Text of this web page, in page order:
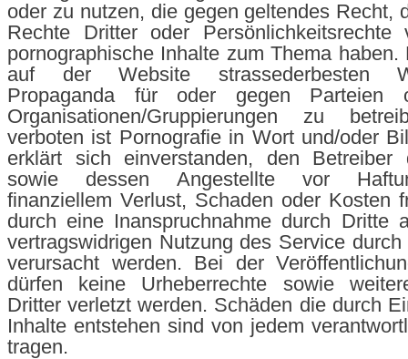
oder zu nutzen, die gegen geltendes Recht,
Rechte Dritter oder Persönlichkeitsrechte
pornographische Inhalte zum Thema
auf der Website strassederbesten
Propaganda für oder gegen Parteien
Organisationen/Gruppierungen zu
verboten ist Pornografie in Wort und/oder
erklärt sich einverstanden, den Betreiber
sowie dessen Angestellte vor
finanziellem Verlust, Schaden oder Kosten
durch eine Inanspruchnahme durch Dritte
vertragswidrigen Nutzung des Service durch
verursacht werden. Bei der
dürfen keine Urheberrechte sowie
Dritter verletzt werden. Schäden die durch
Inhalte entstehen sind von jedem
tragen.